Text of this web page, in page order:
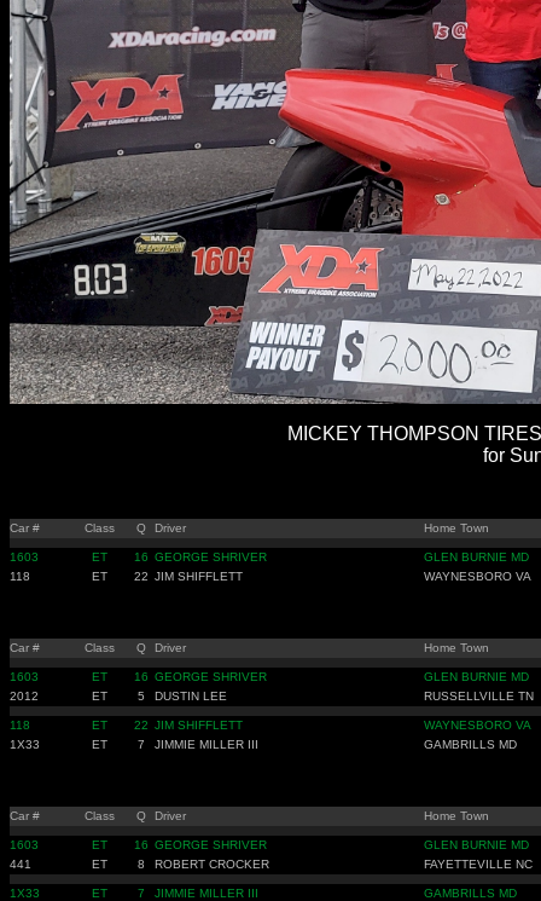
MICKEY THOMPSON
for
Car # Class Q Driver Home Town
1603 ET 16 GEORGE SHRIVER
GLEN BURNIE MD
118
ET 22 JIM SHIFFLETT WAYNESBORO VA
Car # Class Q Driver Home Town
1603 ET 16 GEORGE SHRIVER
GLEN BURNIE MD
2012
ET 5 DUSTIN LEE RUSSELLVILLE TN
118 ET 22 JIM SHIFFLETT
WAYNESBORO VA
1X33
ET 7 JIMMIE MILLER III GAMBRILLS MD
Car # Class Q Driver Home Town
1603 ET 16 GEORGE SHRIVER
GLEN BURNIE MD
441
ET 8 ROBERT CROCKER FAYETTEVILLE NC
1X33 ET 7 JIMMIE MILLER III
GAMBRILLS MD